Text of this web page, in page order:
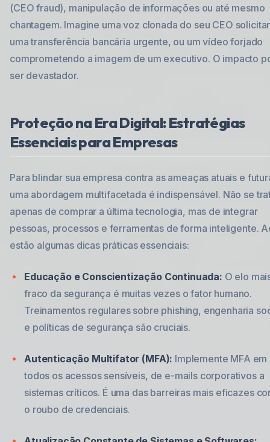
(CEO fraud), manipulação de informações ou até mesmo
chantagem. Imagine uma voz clonada do seu CEO
uma transferência bancária urgente, ou um vídeo forjado
comprometendo a imagem de um executivo. O impacto
ser devastador.
Proteção na Era Digital: Estratégias
Essenciais para Empresas
Para blindar sua empresa contra as ameaças atuais e
uma abordagem multifacetada é indispensável. Não se
apenas de comprar a última tecnologia, mas de integrar
pessoas, processos e ferramentas de forma inteligente.
estão algumas dicas práticas essenciais:
Educação e Conscientização Continuada: O elo
fraco da segurança é muitas vezes o fator humano.
Treinamentos regulares sobre phishing, engenharia
e políticas de segurança são cruciais.
Autenticação Multifator (MFA): Implemente MFA em
todos os acessos sensíveis, de e-mails corporativos a
sistemas críticos. É uma das barreiras mais eficazes
o roubo de credenciais.